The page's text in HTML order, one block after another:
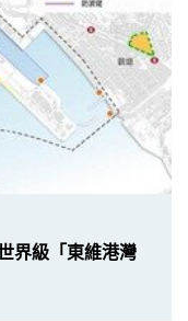
界級「東維港灣